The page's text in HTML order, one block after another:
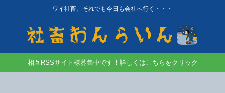
ワイ社畜、それでも今日も会社へ行く・・・
相互RSSサイト様募集中です！詳しくはこちらをクリック